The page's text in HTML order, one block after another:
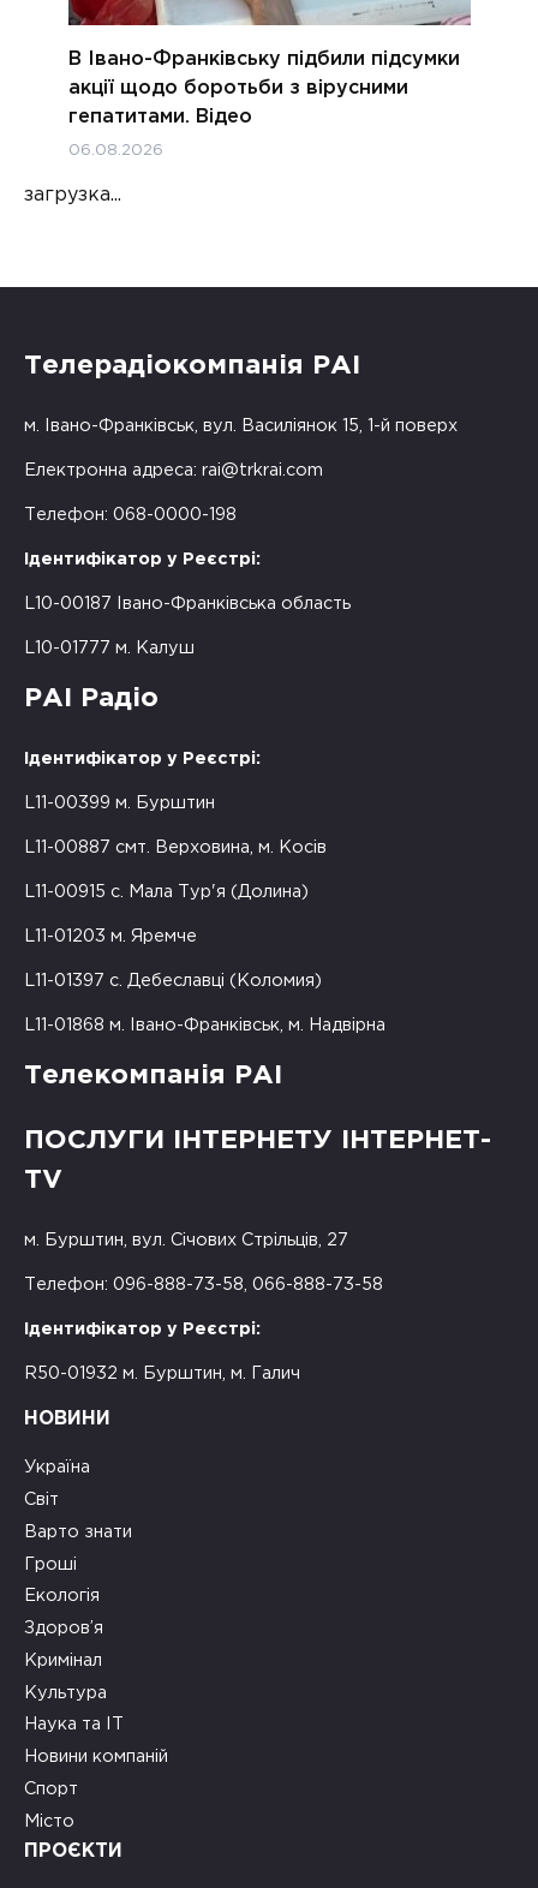
В Івано-Франківську підбили підсумки
акції щодо боротьби з вірусними
гепатитами. Відео
06.08.2026
загрузка...
Телерадіокомпанія РАІ
м. Івано-Франківськ, вул. Василіянок 15, 1-й поверх
Електронна адреса: rai@trkrai.com
Телефон: 068-0000-198
Ідентифікатор у Реєстрі:
L10-00187 Івано-Франківська область
L10-01777 м. Калуш
РАІ Радіо
Ідентифікатор у Реєстрі:
L11-00399 м. Бурштин
L11-00887 смт. Верховина, м. Косів
L11-00915 с. Мала Тур'я (Долина)
L11-01203 м. Яремче
L11-01397 с. Дебеславці (Коломия)
L11-01868 м. Івано-Франківськ, м. Надвірна
Телекомпанія РАІ
ПОСЛУГИ ІНТЕРНЕТУ ІНТЕРНЕТ-
TV
м. Бурштин, вул. Січових Стрільців, 27
Телефон: 096-888-73-58, 066-888-73-58
Ідентифікатор у Реєстрі:
R50-01932 м. Бурштин, м. Галич
НОВИНИ
Україна
Світ
Варто знати
Гроші
Екологія
Здоров’я
Кримінал
Культура
Наука та ІТ
Новини компаній
Спорт
Місто
ПРОЄКТИ